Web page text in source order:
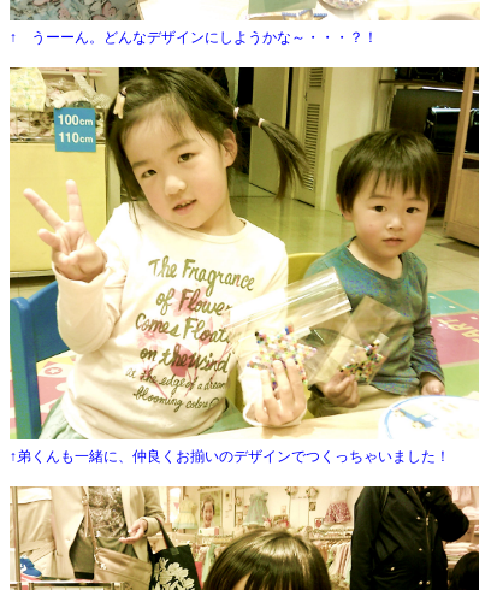
↑ うーーん。どんなデザインにしようかな～・・・？！
↑弟くんも一緒に、仲良くお揃いのデザインでつくっちゃいました！